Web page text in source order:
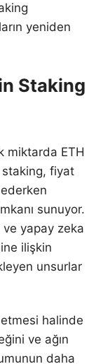
yeniden
Staking
miktarda ETH
staking, fiyat
sunuyor.
ve yapay zeka
ilişkin
unsurlar
halinde
ve ağın
daha